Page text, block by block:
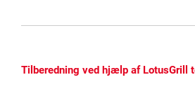
Tilberedning ved hjælp af LotusGrill